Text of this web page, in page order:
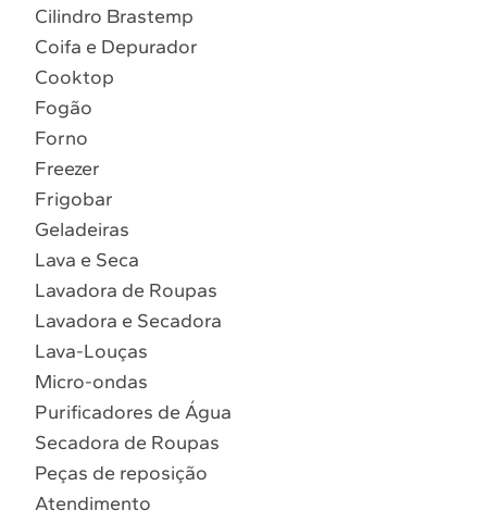
Atendimento Brastemp
Localizar assistência técnica
6º Microondas Brastemp
7º Forno
8º Embutir
9º Combos
Cilindro Brastemp
Coifa e Depurador
Cooktop
Fogão
Forno
Freezer
Frigobar
Geladeiras
Lava e Seca
Lavadora de Roupas
Lavadora e Secadora
Lava-Louças
Micro-ondas
Purificadores de Água
Secadora de Roupas
Peças de reposição
Atendimento